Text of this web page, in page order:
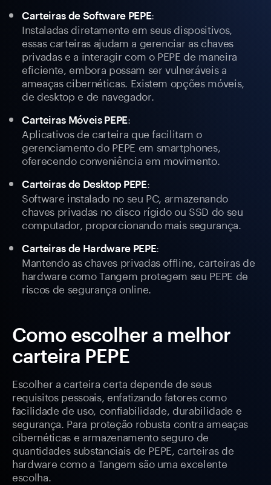
Carteiras de Software PEPE:
Instaladas diretamente em seus dispositivos,
essas carteiras ajudam a gerenciar as chaves
privadas e a interagir com o PEPE de maneira
eficiente, embora possam ser vulneráveis a
ameaças cibernéticas. Existem opções móveis,
de desktop e de navegador.
Carteiras Móveis PEPE:
Aplicativos de carteira que facilitam o
gerenciamento do PEPE em smartphones,
oferecendo conveniência em movimento.
Carteiras de Desktop PEPE:
Software instalado no seu PC, armazenando
chaves privadas no disco rígido ou SSD do seu
computador, proporcionando mais segurança.
Carteiras de Hardware PEPE:
Mantendo as chaves privadas offline, carteiras de
hardware como Tangem protegem seu PEPE de
riscos de segurança online.
Como escolher a melhor
carteira PEPE
Escolher a carteira certa depende de seus
requisitos pessoais, enfatizando fatores como
facilidade de uso, confiabilidade, durabilidade e
segurança. Para proteção robusta contra ameaças
cibernéticas e armazenamento seguro de
quantidades substanciais de PEPE, carteiras de
hardware como a Tangem são uma excelente
escolha.